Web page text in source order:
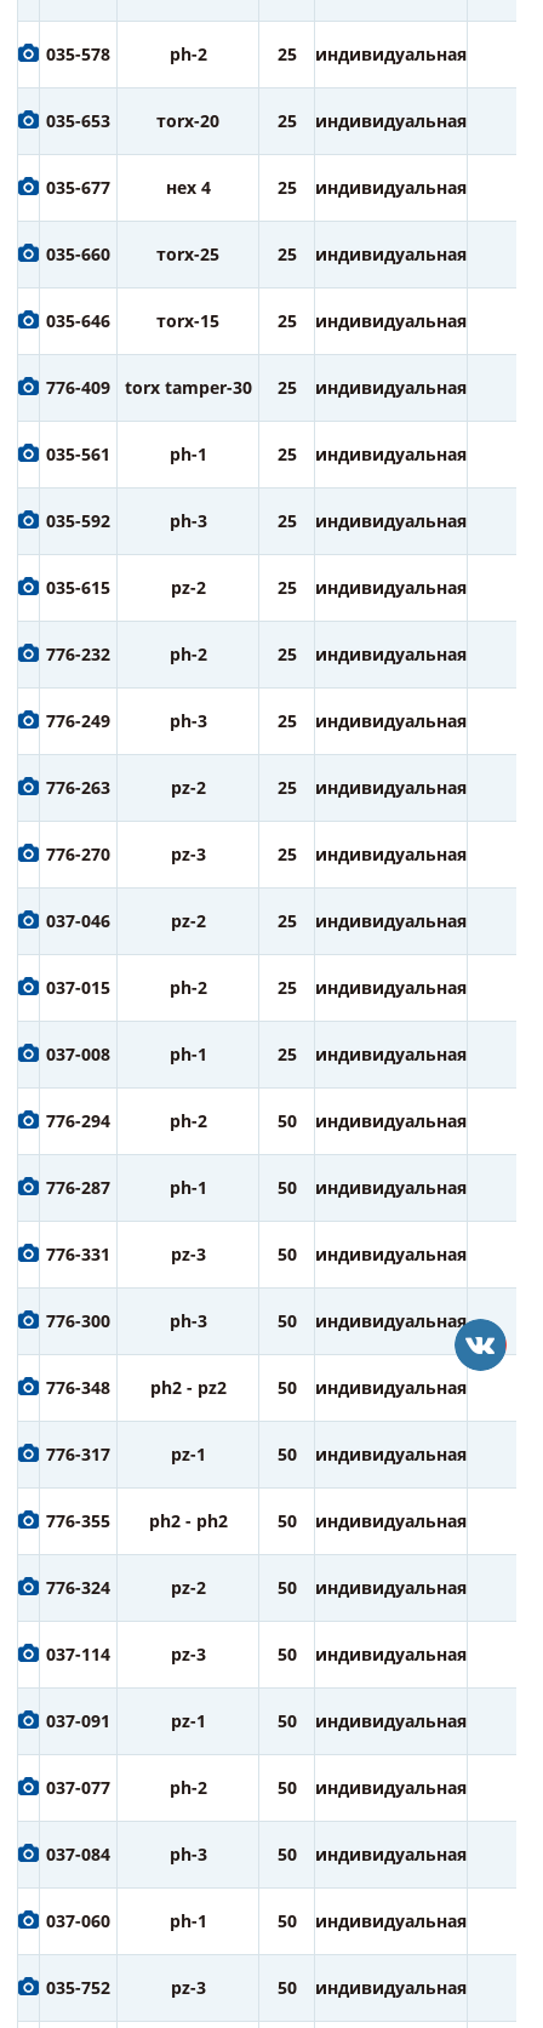
035-578 ph-2 25 индивидуальная
035-653 тorx-20 25 индивидуальная
035-677 нех 4 25 индивидуальная
035-660 тorx-25 25 индивидуальная
035-646 тorx-15 25 индивидуальная
776-409 torx tamper-30 25 индивидуальная
035-561 ph-1 25 индивидуальная
035-592 ph-3 25 индивидуальная
035-615 pz-2 25 индивидуальная
776-232 ph-2 25 индивидуальная
776-249 ph-3 25 индивидуальная
776-263 pz-2 25 индивидуальная
776-270 pz-3 25 индивидуальная
037-046 pz-2 25 индивидуальная
037-015 ph-2 25 индивидуальная
037-008 ph-1 25 индивидуальная
776-294 ph-2 50 индивидуальная
776-287 ph-1 50 индивидуальная
776-331 pz-3 50 индивидуальная
776-300 ph-3 50 индивидуальная
776-348 ph2 - pz2 50 индивидуальная
776-317 pz-1 50 индивидуальная
776-355 ph2 - ph2 50 индивидуальная
776-324 pz-2 50 индивидуальная
037-114 pz-3 50 индивидуальная
037-091 pz-1 50 индивидуальная
037-077 ph-2 50 индивидуальная
037-084 ph-3 50 индивидуальная
037-060 ph-1 50 индивидуальная
035-752 pz-3 50 индивидуальная